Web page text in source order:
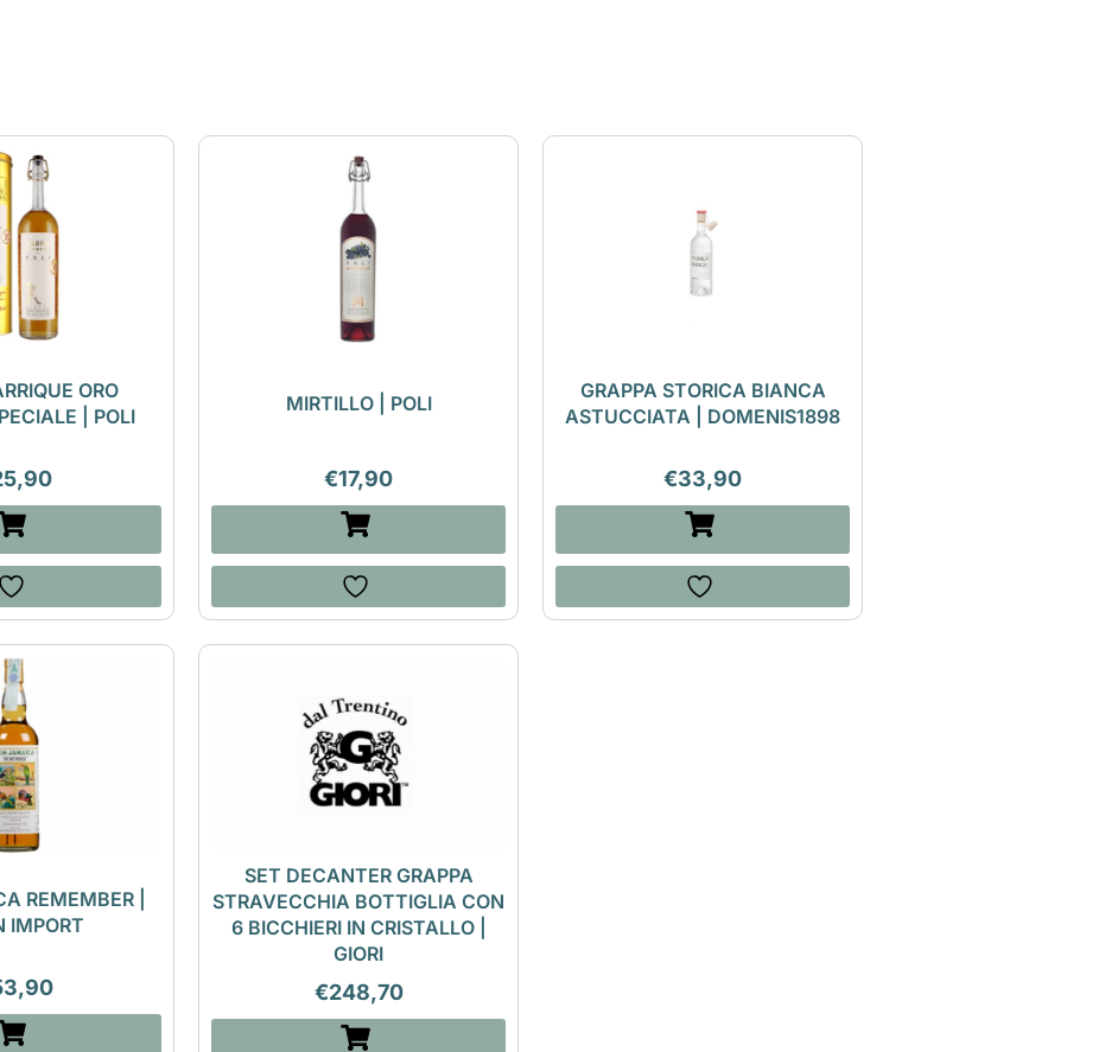
ORO
| POLI
MIRTILLO | POLI
€17,90
GRAPPA STORICA BIANCA
ASTUCCIATA | DOMENIS1898
€33,90
REMEMBER |
IMPORT
SET DECANTER GRAPPA
STRAVECCHIA BOTTIGLIA CON
6 BICCHIERI IN CRISTALLO |
GIORI
€248,70